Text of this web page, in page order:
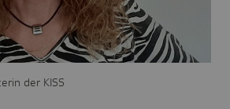
der KISS